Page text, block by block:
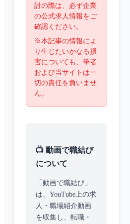
討の際は、必ず企業
の公式求人情報をご
確認ください。
※本記事の情報によ
り生じたいかなる損
害についても、筆者
および当サイトは一
切の責任を負いませ
ん。
📺 動画で職結び
について
「動画で職結び」
は、YouTube上の求
人・職場紹介動画
を収集し、転職・